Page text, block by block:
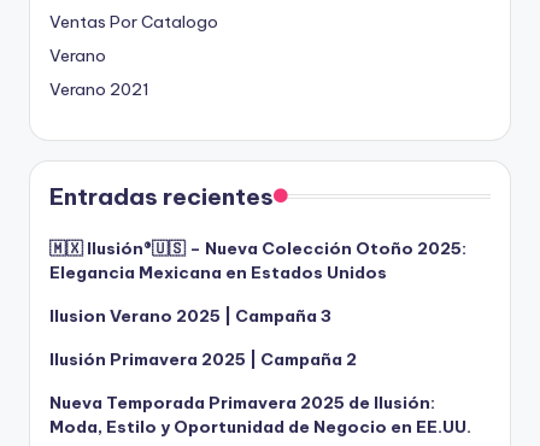
Ventas Por Catalogo
Verano
Verano 2021
Entradas recientes
🇲🇽 Ilusión®️🇺🇸 – Nueva Colección Otoño 2025:
Elegancia Mexicana en Estados Unidos
Ilusion Verano 2025 | Campaña 3
Ilusión Primavera 2025 | Campaña 2
Nueva Temporada Primavera 2025 de Ilusión:
Moda, Estilo y Oportunidad de Negocio en EE.UU.